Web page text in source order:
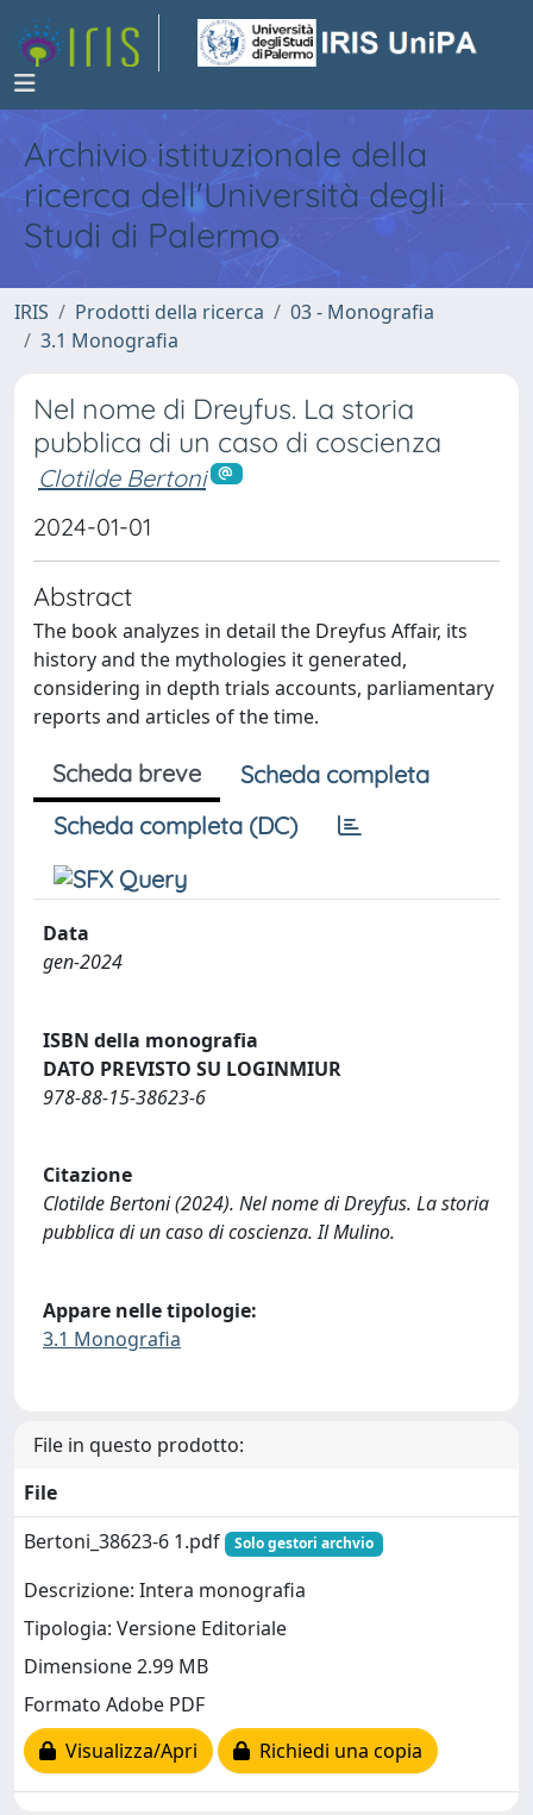
Archivio istituzionale della
ricerca dell'Università degli
Studi di Palermo
IRIS Prodotti della ricerca
03 - Monografia
3.1 Monografia
Nel nome di Dreyfus. La storia
pubblica di un caso di coscienza
Clotilde Bertoni
2024-01-01
Abstract
The book analyzes in detail the Dreyfus Affair, its
history and the mythologies it generated,
considering in depth trials accounts, parliamentary
reports and articles of the time.
Scheda breve
Scheda completa
Scheda completa (DC)
Data
gen-2024
ISBN della monografia
DATO PREVISTO SU LOGINMIUR
978-88-15-38623-6
Citazione
Clotilde Bertoni (2024). Nel nome di Dreyfus. La storia
pubblica di un caso di coscienza. Il Mulino.
Appare nelle tipologie:
3.1 Monografia
File in questo prodotto:
File
Bertoni_38623-6 1.pdf
Solo gestori archvio
Descrizione: Intera monografia
Tipologia: Versione Editoriale
Dimensione 2.99 MB
Formato Adobe PDF
Visualizza/Apri
Richiedi una copia